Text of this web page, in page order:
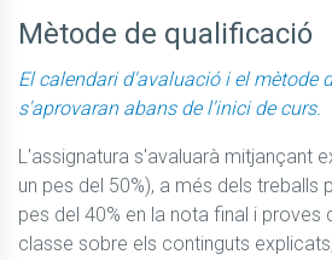
Mètode de qualificació
El calendari d'avaluació i el mètode
s'aprovaran abans de l'inici de curs.
L'assignatura s'avaluarà mitjançant
un pes del 50%), a més dels treballs
pes del 40% en la nota final i proves
classe sobre els continguts